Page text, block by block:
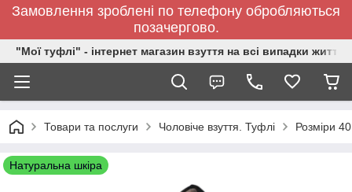
Замовлення зроблені по телефону обробляються
позачергово.
"Мої туфлі" - інтернет магазин взуття на всі випадки життя.
Товари та послуги Чоловіче взуття. Туфлі Розміри
Натуральна шкіра